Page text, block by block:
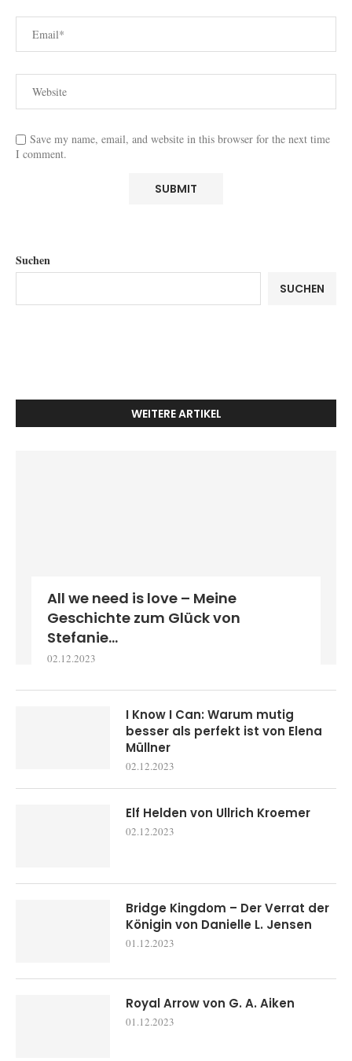
Save my name, email, and website in this browser for the next time
I comment.
Suchen
SUCHEN
WEITERE ARTIKEL
All we need is love – Meine
Geschichte zum Glück von
Stefanie...
02.12.2023
I Know I Can: Warum mutig
besser als perfekt ist von Elena
Müllner
02.12.2023
Elf Helden von Ullrich Kroemer
02.12.2023
Bridge Kingdom – Der Verrat der
Königin von Danielle L. Jensen
01.12.2023
Royal Arrow von G. A. Aiken
01.12.2023